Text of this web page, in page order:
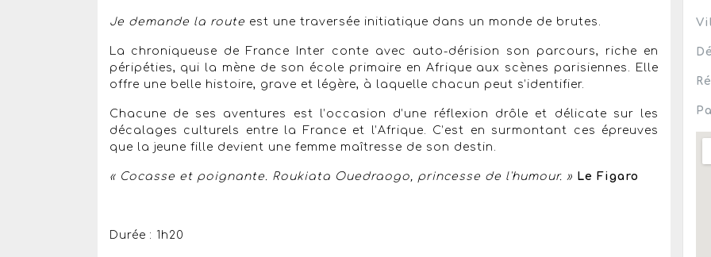
Je demande la route est une traversée initiatique dans un monde de brutes.
La chroniqueuse de France Inter conte avec auto-dérision son parcours, riche en
péripéties, qui la mène de son école primaire en Afrique aux scènes parisiennes. Elle
offre une belle histoire, grave et légère, à laquelle chacun peut s’identifier.
Chacune de ses aventures est l’occasion d’une réflexion drôle et délicate sur les
décalages culturels entre la France et l’Afrique. C’est en surmontant ces épreuves
que la jeune fille devient une femme maîtresse de son destin.
« Cocasse et poignante. Roukiata Ouedraogo, princesse de l'humour. » Le Figaro
Durée : 1h20